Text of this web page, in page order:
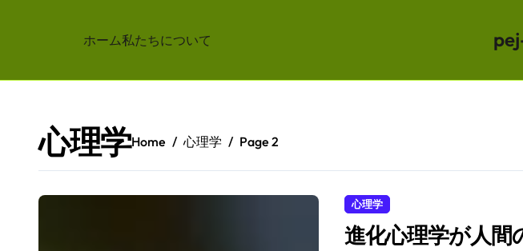
ホーム私たちについて
心理学Home 心理学 Page 2
心理学
進化心理学が人間